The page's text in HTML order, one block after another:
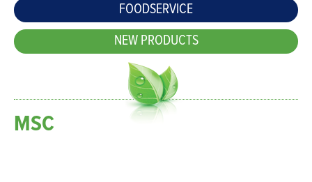
FOODSERVICE
NEW PRODUCTS
MSC